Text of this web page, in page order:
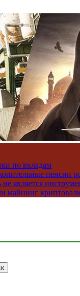
по вкладам
пенсии
является
майнинг